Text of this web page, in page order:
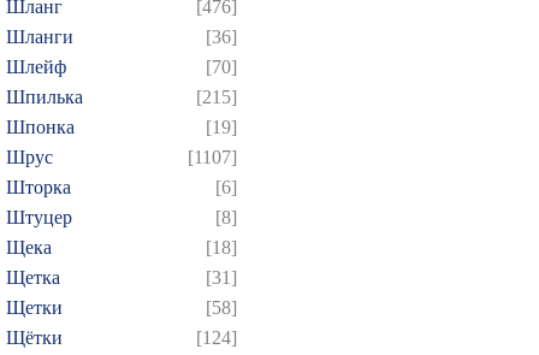
Шланг
[476]
Шланги
[36]
Шлейф
[70]
Шпилька
[215]
Шпонка
[19]
Шрус
[1107]
Шторка
[6]
Штуцер
[8]
Щека
[18]
Щетка
[31]
Щетки
[58]
Щётки
[124]